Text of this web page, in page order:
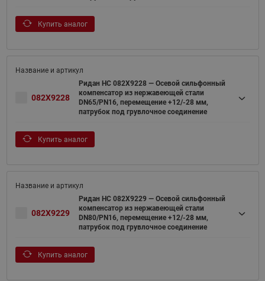
Купить аналог
082X9228
Ридан НС 082X9228 — Осевой сильфонный
компенсатор из нержавеющей стали
DN65/PN16, перемещение +12/-28 мм,
патрубок под грувлочное соединение
Купить аналог
082X9229
Ридан НС 082X9229 — Осевой сильфонный
компенсатор из нержавеющей стали
DN80/PN16, перемещение +12/-28 мм,
патрубок под грувлочное соединение
Купить аналог